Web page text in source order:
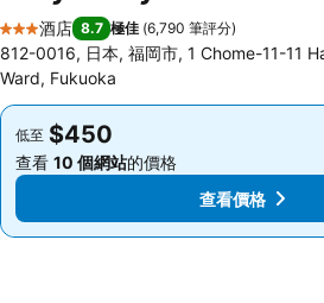
3 星級
酒店 8.7 極佳 (6,790 筆評分)
812-0016, 日本, 福岡市, 1 Chome-11-11
Ward, Fukuoka
低至 $450
查看 10 個網站的價格
查看價格
低至 $450
查看 10 個網站的價格
查看價格